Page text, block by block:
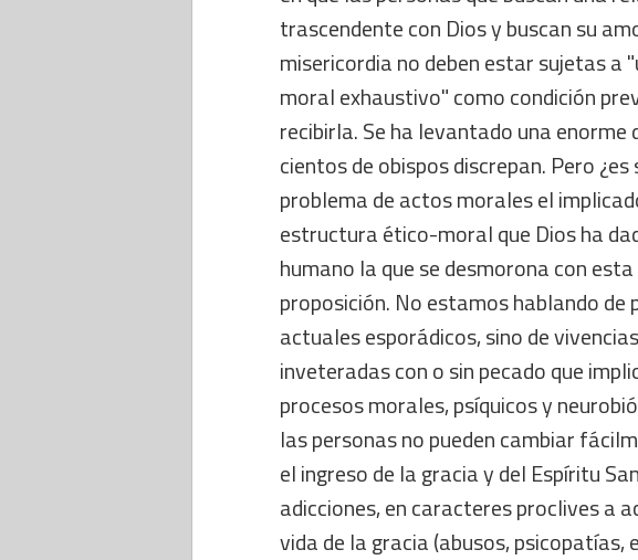
trascendente con Dios y buscan su
misericordia no deben estar sujetas a
moral exhaustivo" como condición
recibirla. Se ha levantado una enorme
cientos de obispos discrepan. Pero ¿es
problema de actos morales el
estructura ético-moral que Dios ha
humano la que se desmorona con esta
proposición. No estamos hablando de
actuales esporádicos, sino de vivencias
inveteradas con o sin pecado que
procesos morales, psíquicos y
las personas no pueden cambiar
el ingreso de la gracia y del Espíritu
adicciones, en caracteres proclives a
vida de la gracia (abusos, psicopatías,